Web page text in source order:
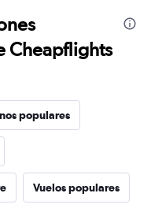
Cheapflights
populares
Vuelos populares